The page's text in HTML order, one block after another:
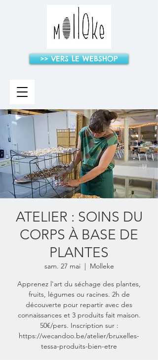
>> VERS LE WEBSHOP
ATELIER : SOINS DU
CORPS À BASE DE
PLANTES
sam. 27 mai
  |
Molleke
Apprenez l'art du séchage des plantes,
fruits, légumes ou racines. 2h de
découverte pour repartir avec des
connaissances et 3 produits fait maison.
50€/pers. Inscription sur :
https://wecandoo.be/atelier/bruxelles-
tessa-produits-bien-etre